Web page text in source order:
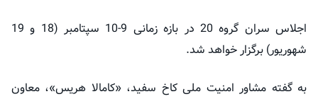
اجلاس سران گروه 20 در بازه زمانی 9-10 سپتامبر (18 و 19
شهوریور) برگزار خواهد شد.
به گفته مشاور امنیت ملی کاخ سفید، «کامالا هریس»، معاون